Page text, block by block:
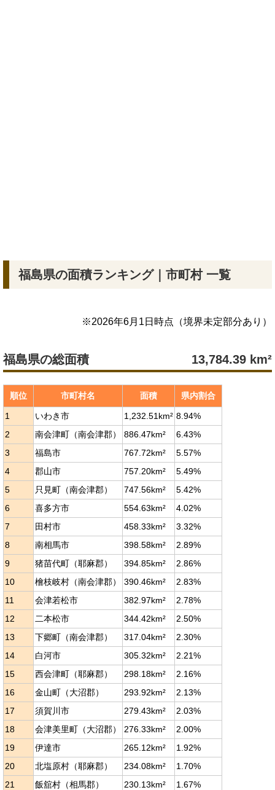
福島県の面積ランキング｜市町村 一覧
※2026年6月1日 時点（境界未定部分あり）
福島県の総面積 13,784.39 km²
順位 市町村名 面積 県内割合
1 いわき市 1,232.51km² 8.94%
2
南会津町（南会津郡） 886.47km²
6.43%
3
福島市 767.72km²
5.57%
4
郡山市 757.20km²
5.49%
5
只見町（南会津郡） 747.56km²
5.42%
6
喜多方市 554.63km²
4.02%
7
田村市 458.33km²
3.32%
8
南相馬市 398.58km²
2.89%
9
猪苗代町（耶麻郡） 394.85km²
2.86%
10
檜枝岐村（南会津郡） 390.46km²
2.83%
11
会津若松市 382.97km²
2.78%
12
二本松市 344.42km²
2.50%
13
下郷町（南会津郡） 317.04km²
2.30%
14
白河市 305.32km²
2.21%
15
西会津町（耶麻郡） 298.18km²
2.16%
16
金山町（大沼郡） 293.92km²
2.13%
17
須賀川市 279.43km²
2.03%
18
会津美里町（大沼郡） 276.33km²
2.00%
19
伊達市 265.12km²
1.92%
20
北塩原村（耶麻郡） 234.08km²
1.70%
21
飯舘村（相馬郡） 230.13km²
1.67%